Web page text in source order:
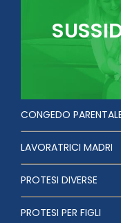
CONGEDO
LAVORATRICI MADRI
PROTESI DIVERSE
PROTESI PER FIGLI